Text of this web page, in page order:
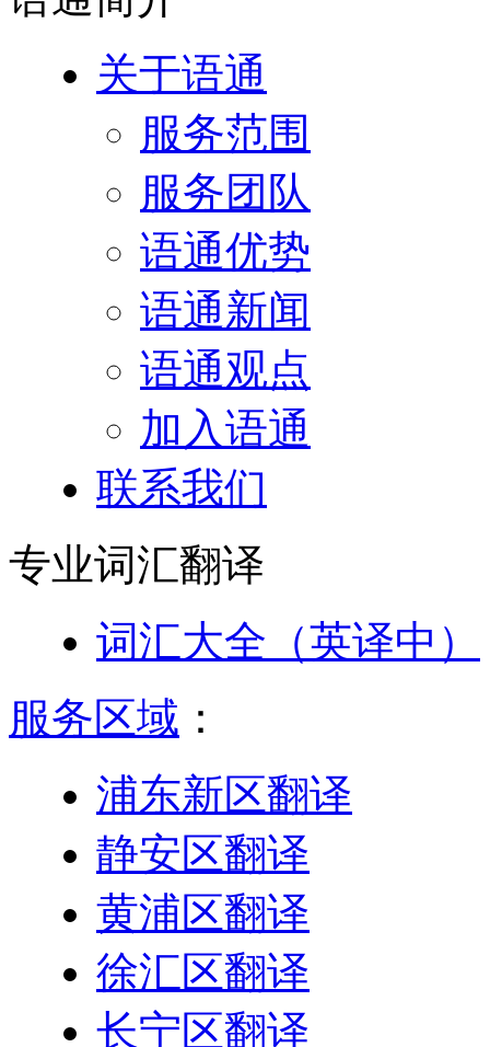
关于语通
服务范围
服务团队
语通优势
语通新闻
语通观点
加入语通
联系我们
专业词汇翻译
词汇大全（英译中）
服务区域 ：
浦东新区翻译
静安区翻译
黄浦区翻译
徐汇区翻译
长宁区翻译